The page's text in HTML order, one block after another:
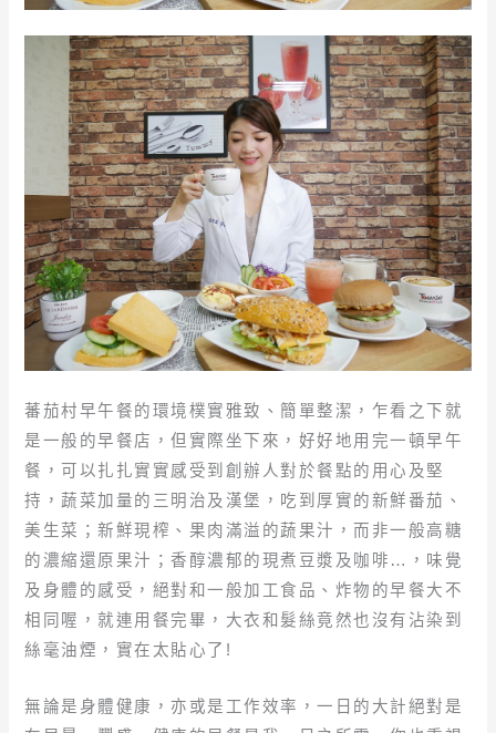
蕃茄村早午餐的環境樸實雅致、簡單整潔，乍看之下就
是一般的早餐店，但實際坐下來，好好地用完一頓早午
餐，可以扎扎實實感受到創辦人對於餐點的用心及堅
持，蔬菜加量的三明治及漢堡，吃到厚實的新鮮番茄、
美生菜；新鮮現榨、果肉滿溢的蔬果汁，而非一般高糖
的濃縮還原果汁；香醇濃郁的現煮豆漿及咖啡…，味覺
及身體的感受，絕對和一般加工食品、炸物的早餐大不
相同喔，就連用餐完畢，大衣和髮絲竟然也沒有沾染到
絲毫油煙，實在太貼心了!
無論是身體健康，亦或是工作效率，一日的大計絕對是